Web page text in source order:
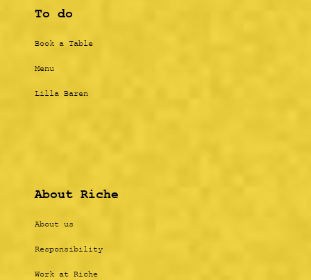
To do
Book a Table
Menu
Lilla Baren
About Riche
About us
Responsibility
Work at Riche